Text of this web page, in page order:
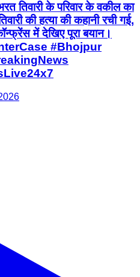
तिवारी के परिवार के वकील का
की हत्या की कहानी रची गई,
में देखिए पूरा बयान।
#Bhojpur